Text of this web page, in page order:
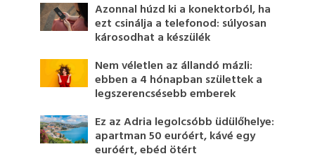
Azonnal húzd ki a konektorból, ha
ezt csinálja a telefonod: súlyosan
károsodhat a készülék
Nem véletlen az állandó mázli:
ebben a 4 hónapban születtek a
legszerencsésebb emberek
Ez az Adria legolcsóbb üdülőhelye:
apartman 50 euróért, kávé egy
euróért, ebéd ötért